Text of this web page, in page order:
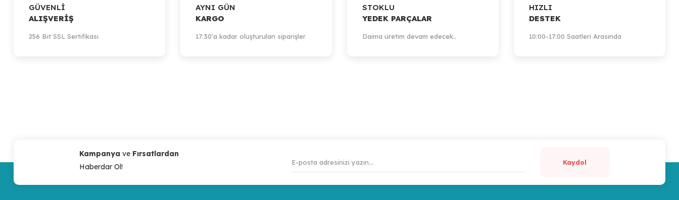
GÜVENLİ
ALIŞVERİŞ
256 Bit SSL Sertifikası
AYNI GÜN
KARGO
17:30'a kadar oluşturulan siparişler
STOKLU
YEDEK PARÇALAR
Daima üretim devam edecek..
HIZLI
DESTEK
10:00-17:00 Saatleri Arasında
Kampanya ve Fırsatlardan
Haberdar Ol!
Kaydol